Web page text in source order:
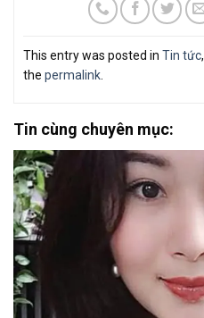
This entry was posted in Tin tức,
the permalink.
Tin cùng chuyên mục: